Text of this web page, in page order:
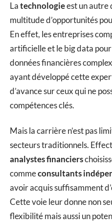
Latechnologieest un autre
multitude d’opportunités
En effet, les entreprises
artificielle et le big data
données financières
ayant développé cette
d’avance sur ceux qui ne
compétences clés.
Mais la carrière n’est pas
secteurs traditionnels.
analystes financiers
commeconsultants
avoir acquis suffisamment
Cette voie leur donne non
flexibilité mais aussi un